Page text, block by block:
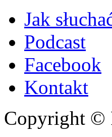
Jak
Podcast
Facebook
Kontakt
Copyright ©